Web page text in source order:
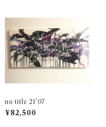
no title 21’07
¥82,500